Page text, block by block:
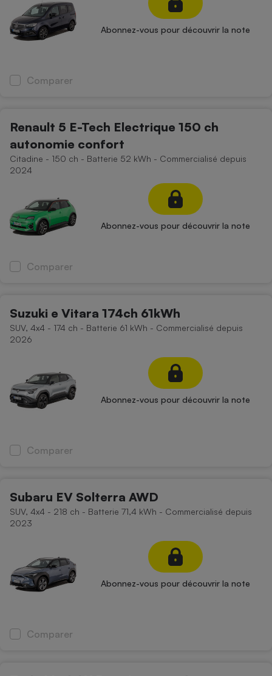
Abonnez-vous pour découvrir la note
Comparer
Renault 5 E-Tech Electrique 150 ch
autonomie confort
Citadine - 150 ch - Batterie 52 kWh - Commercialisé depuis
2024
Abonnez-vous pour découvrir la note
Comparer
Suzuki e Vitara 174ch 61kWh
SUV, 4x4 - 174 ch - Batterie 61 kWh - Commercialisé depuis
2026
Abonnez-vous pour découvrir la note
Comparer
Subaru EV Solterra AWD
SUV, 4x4 - 218 ch - Batterie 71,4 kWh - Commercialisé depuis
2023
Abonnez-vous pour découvrir la note
Comparer